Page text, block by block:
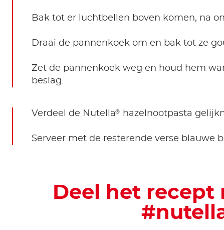
Bak tot er luchtbellen boven komen, na
Draai de pannenkoek om en bak tot ze
Zet de pannenkoek weg en houd hem
beslag.
Verdeel de Nutella® hazelnootpasta
Serveer met de resterende verse blauwe
Deel het recept